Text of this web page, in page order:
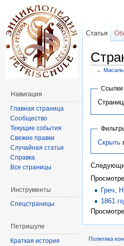
←
Ссылки
Скрыть
Греч,
1861
Статья
Навигация
Главная страница
Сообщество
Текущие события
Свежие правки
Случайная статья
Справка
Все страницы
Инструменты
Спецстраницы
Петришуле
Краткая история
Политика